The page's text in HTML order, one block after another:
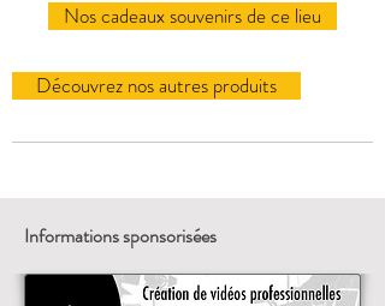
Nos cadeaux souvenirs de ce lieu
Découvrez nos autres produits
Informations sponsorisées